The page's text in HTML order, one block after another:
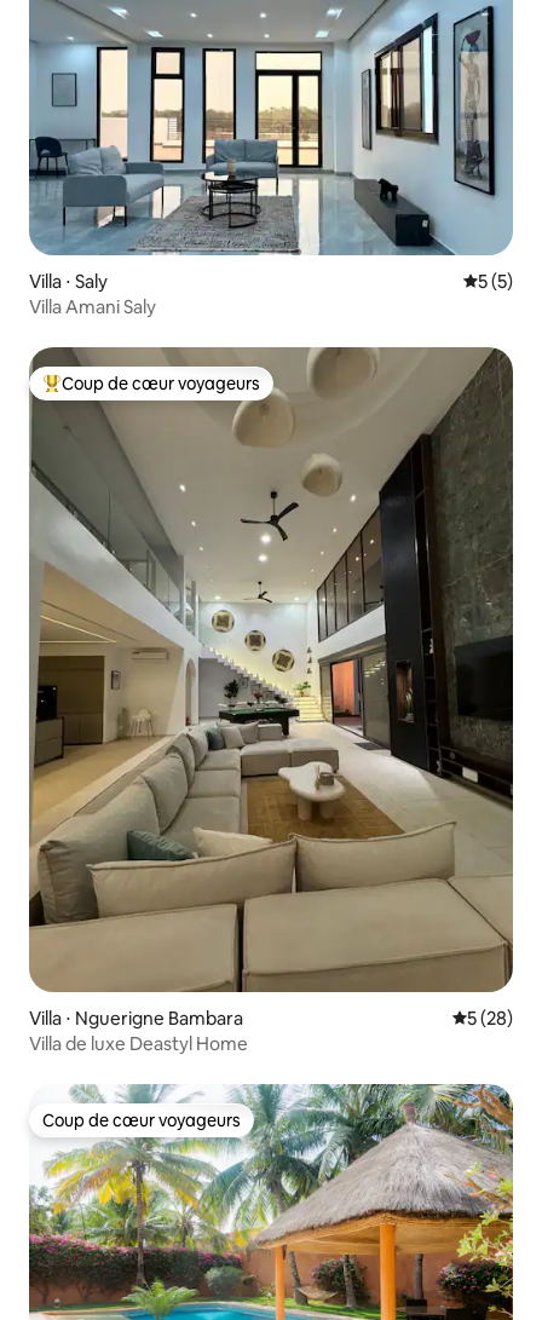
Villa ⋅ Saly
5 (5)
Villa Amani Saly
Coups de cœur voyageurs les plus appréciés
Coup de cœur voyageurs
Villa ⋅ Nguerigne Bambara
5 (28)
Villa de luxe Deastyl Home
Coup de cœur voyageurs
Coup de cœur voyageurs